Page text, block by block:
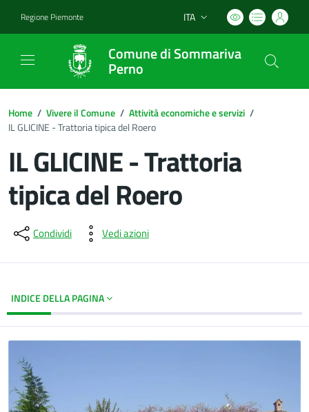
Regione Piemonte Lingua attiva:
ITA
Comune di Sommariva
Perno
Home / Vivere il Comune / Attività economiche e servizi /
IL GLICINE - Trattoria tipica del Roero
IL GLICINE - Trattoria
tipica del Roero
Dettagli del documento
Condividi Vedi azioni
INDICE DELLA PAGINA